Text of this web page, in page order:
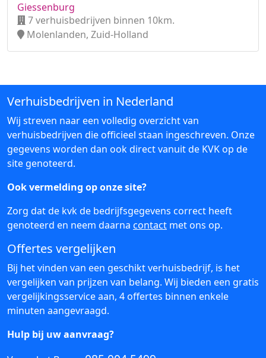
Giessenburg
7 verhuisbedrijven binnen 10km.
Molenlanden, Zuid-Holland
Verhuisbedrijven in Nederland
Wij streven naar een volledig overzicht van
verhuisbedrijven die officieel staan ingeschreven. Onze
gegevens worden dan ook direct vanuit de KVK op de
site genoteerd.
Ook vermelding op onze site?
Zorg dat de kvk de bedrijfsgegevens correct heeft
genoteerd en neem daarna contact met ons op.
Offertes vergelijken
Bij het vinden van een geschikt verhuisbedrijf, is het
vergelijken van prijzen van belang. Wij bieden een gratis
vergelijkingsservice aan, 4 offertes binnen enkele
minuten aangevraagd.
Hulp bij uw aanvraag?